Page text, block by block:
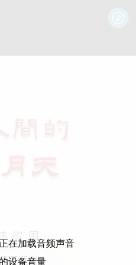
在加载音频声音
设备音量